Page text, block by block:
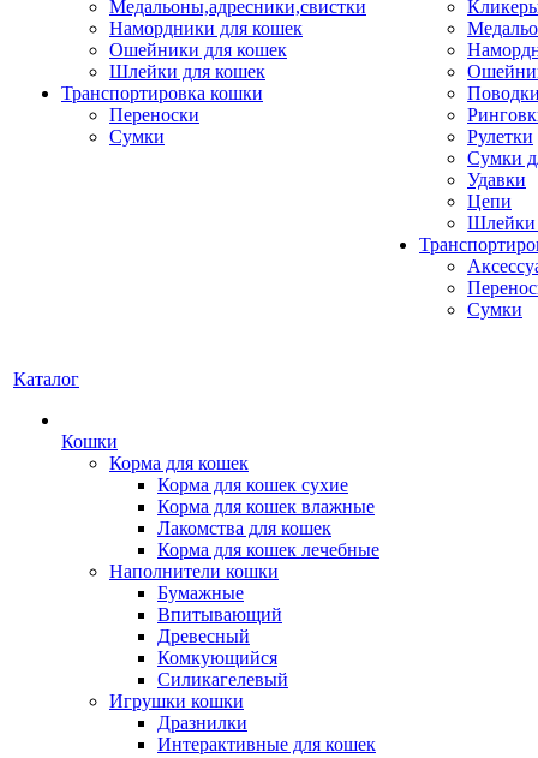
Медальоны,адресники,свистки
Намордники для кошек
Ошейники для кошек
Шлейки для кошек
Транспортировка кошки
Переноски
Сумки
Рулетки
Сумки
Удавки
Цепи
Шлейки
Сумки
Каталог
Кошки
Корма для кошек
Корма для кошек сухие
Корма для кошек влажные
Лакомства для кошек
Корма для кошек лечебные
Наполнители кошки
Бумажные
Впитывающий
Древесный
Комкующийся
Силикагелевый
Игрушки кошки
Дразнилки
Интерактивные для кошек